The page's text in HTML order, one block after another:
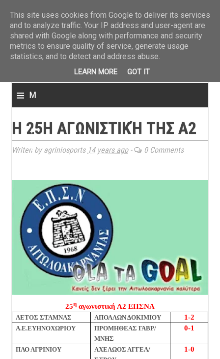
≡ M
n
u
Η 25Η ΑΓΩΝΙΣΤΙΚΉ ΤΗΣ Α2
Writen by agriniosports 14 years ago- 0 Comments
25η αγωνιστική Α2 ΕΠΣΝΑ
ΑΕΤΟΣ ΣΤΑΜΝΑΣ ΑΠΟΛΛΩΝ ΔΟΚΙΜΙΟΥ 1-2
Α.Ε.ΕΥΗΝΟΧΩΡΙΟΥ
ΠΡΟΜΗΘΕΑΣ ΓΑΒΡ/
ΜΝΗΣ
0-1
ΠΑΟ ΑΓΡΙΝΙΟΥ
ΑΧΕΛΩΟΣ ΑΓΓΕΛ/
1-0
This site uses cookies from Google to deliver its services
and to analyze traffic. Your IP address and user-agent are
shared with Google along with performance and security
metrics to ensure quality of service, generate usage
statistics, and to detect and address abuse.
LEARN MORE GOT IT